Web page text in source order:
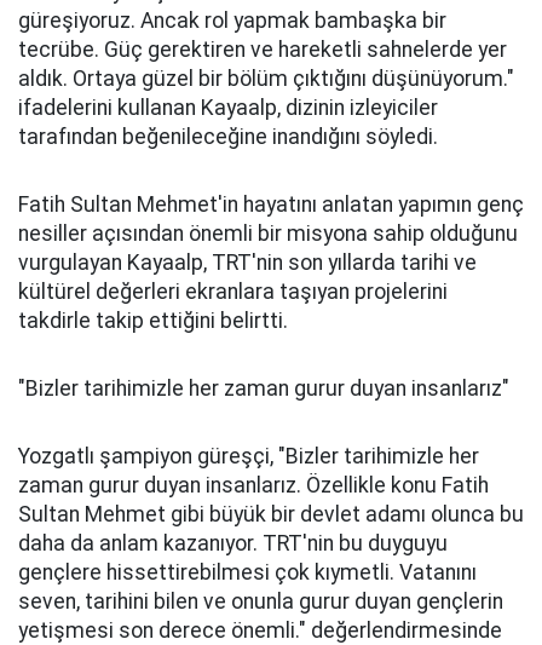
güreşiyoruz. Ancak rol yapmak bambaşka bir
tecrübe. Güç gerektiren ve hareketli sahnelerde yer
aldık. Ortaya güzel bir bölüm çıktığını düşünüyorum."
ifadelerini kullanan Kayaalp, dizinin izleyiciler
tarafından beğenileceğine inandığını söyledi.
Fatih Sultan Mehmet'in hayatını anlatan yapımın genç
nesiller açısından önemli bir misyona sahip olduğunu
vurgulayan Kayaalp, TRT'nin son yıllarda tarihi ve
kültürel değerleri ekranlara taşıyan projelerini
takdirle takip ettiğini belirtti.
"Bizler tarihimizle her zaman gurur duyan insanlarız"
Yozgatlı şampiyon güreşçi, "Bizler tarihimizle her
zaman gurur duyan insanlarız. Özellikle konu Fatih
Sultan Mehmet gibi büyük bir devlet adamı olunca bu
daha da anlam kazanıyor. TRT'nin bu duyguyu
gençlere hissettirebilmesi çok kıymetli. Vatanını
seven, tarihini bilen ve onunla gurur duyan gençlerin
yetişmesi son derece önemli." değerlendirmesinde